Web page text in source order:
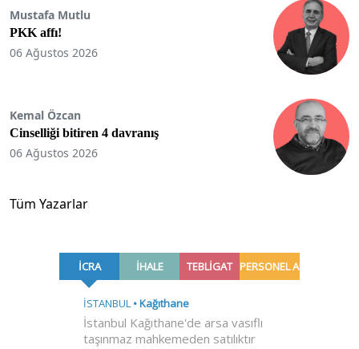
Mustafa Mutlu
PKK affı!
06 Ağustos 2026
Kemal Özcan
Cinselliği bitiren 4 davranış
06 Ağustos 2026
Tüm Yazarlar